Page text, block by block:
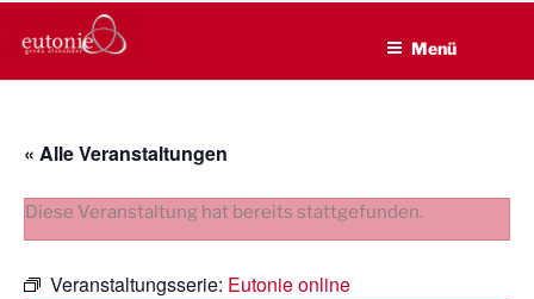
Inhalt
EUTONIE.DE
Lebensbalance durch körperliche Selbsterfahrung
Menü
« Alle Veranstaltungen
Diese Veranstaltung hat bereits stattgefunden.
Veranstaltungsserie: Eutonie online